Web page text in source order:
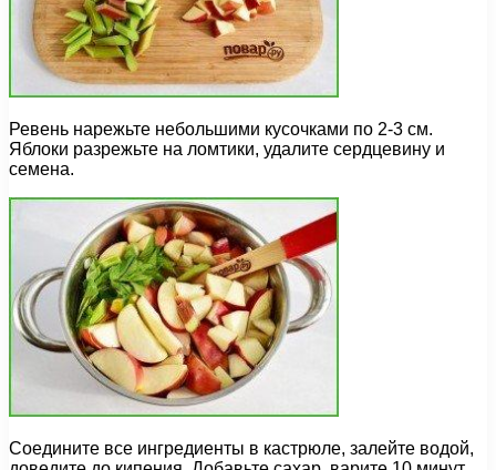
Ревень нарежьте небольшими кусочками по 2-3 см.
Яблоки разрежьте на ломтики, удалите сердцевину и
семена.
Соедините все ингредиенты в кастрюле, залейте водой,